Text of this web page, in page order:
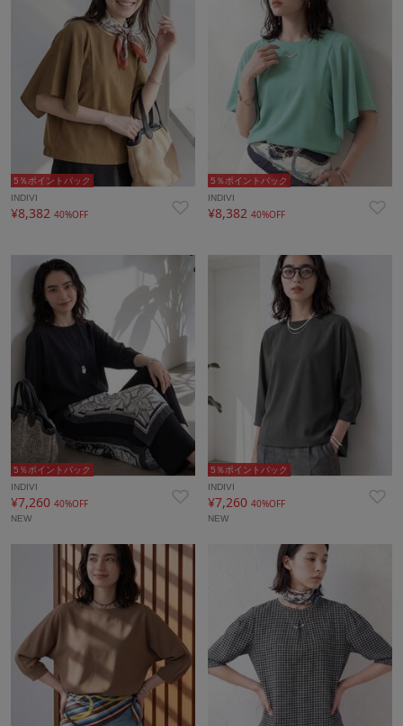
5％ポイントバック
INDIVI
¥8,382 40%OFF
5％ポイントバック
INDIVI
¥8,38240%OFF
5％ポイントバック
INDIVI
¥7,260 40%OFF
NEW
5％ポイントバック
INDIVI
¥7,26040%OFF
NEW